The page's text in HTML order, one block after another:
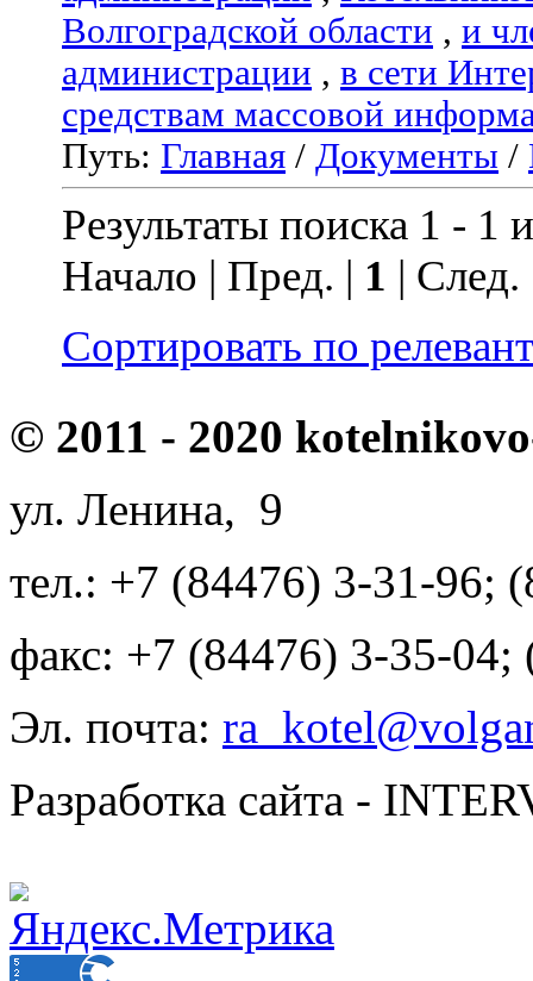
Волгоградской области , и
администрации , в сети
средствам массовой
Путь: Главная / Документы /
Результаты поиска 1 - 1
Начало | Пред. | 1 |
Сортировать по
© 2011 - 2020
ул. Ленина, 9
тел.: +7 (84476) 3-31-96;
факс: +7 (84476) 3-35-04;
Эл. почта:
Разработка сайта -